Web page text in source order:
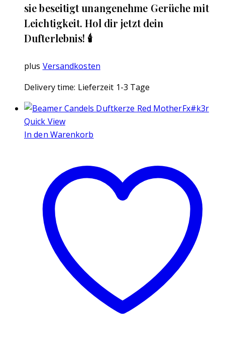
sie beseitigt unangenehme Gerüche mit
Leichtigkeit. Hol dir jetzt dein
Dufterlebnis! 🕯️
plus Versandkosten
Delivery time: Lieferzeit 1-3 Tage
Quick View
In den Warenkorb